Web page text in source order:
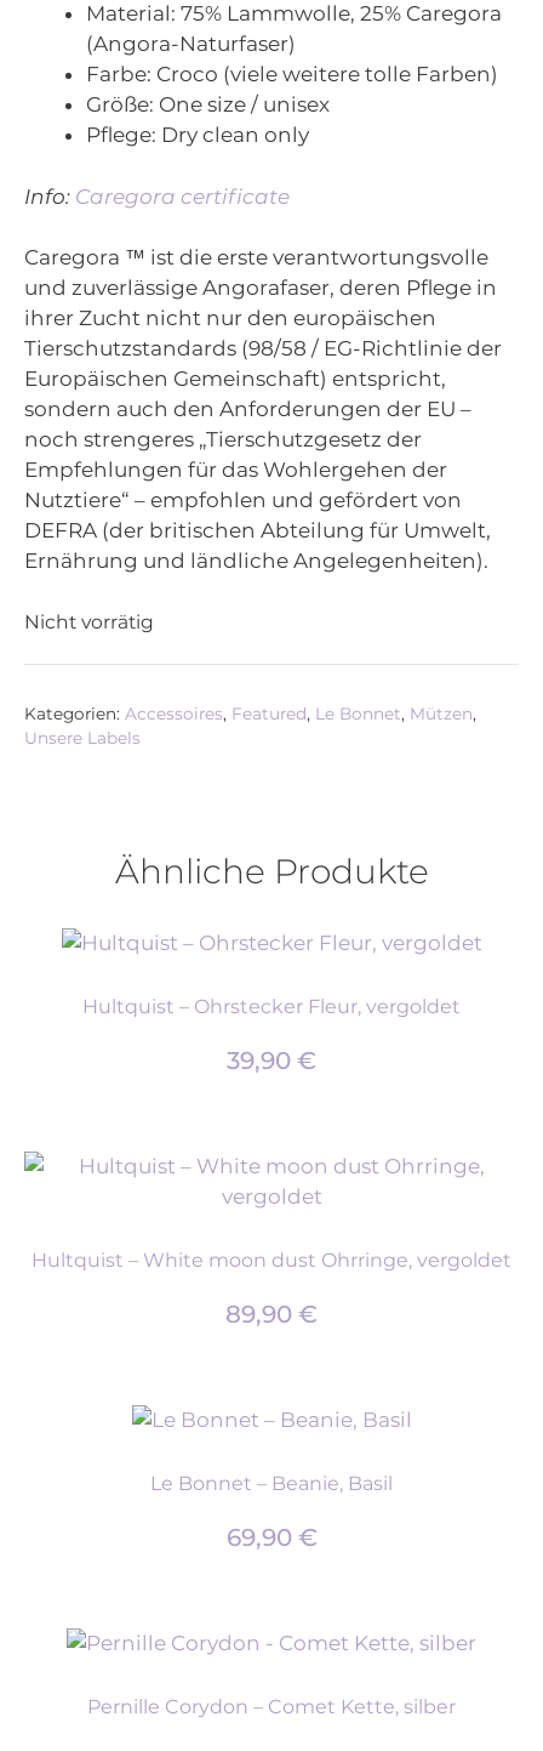
Material: 75% Lammwolle, 25% Caregora
(Angora-Naturfaser)
Farbe: Croco (viele weitere tolle Farben)
Größe: One size / unisex
Pflege: Dry clean only
Info: Caregora certificate
Caregora ™ ist die erste verantwortungsvolle
und zuverlässige Angorafaser, deren Pflege in
ihrer Zucht nicht nur den europäischen
Tierschutzstandards (98/58 / EG-Richtlinie der
Europäischen Gemeinschaft) entspricht,
sondern auch den Anforderungen der EU –
noch strengeres „Tierschutzgesetz der
Empfehlungen für das Wohlergehen der
Nutztiere“ – empfohlen und gefördert von
DEFRA (der britischen Abteilung für Umwelt,
Ernährung und ländliche Angelegenheiten).
Nicht vorrätig
Kategorien: Accessoires, Featured, Le Bonnet, Mützen,
Unsere Labels
Ähnliche Produkte
Hultquist – Ohrstecker Fleur, vergoldet
39,90 €
Hultquist – White moon dust Ohrringe, vergoldet
89,90 €
Le Bonnet – Beanie, Basil
69,90 €
Pernille Corydon – Comet Kette, silber